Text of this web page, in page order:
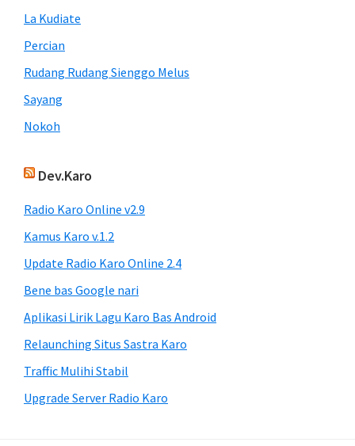
La Kudiate
Percian
Rudang Rudang Sienggo Melus
Sayang
Nokoh
Dev.Karo
Radio Karo Online v2.9
Kamus Karo v.1.2
Update Radio Karo Online 2.4
Bene bas Google nari
Aplikasi Lirik Lagu Karo Bas Android
Relaunching Situs Sastra Karo
Traffic Mulihi Stabil
Upgrade Server Radio Karo